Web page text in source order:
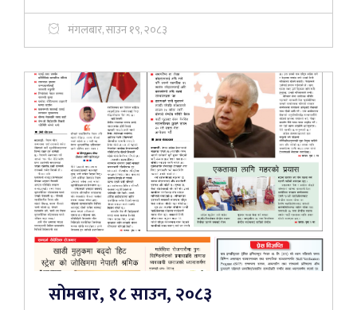
मंगलबार, साउन १९, २०८३
सोमबार, १८ साउन, २०८३